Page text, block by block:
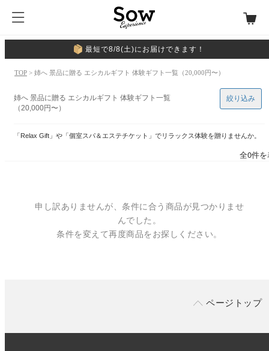
最短で8/8(土)にお届けできます！
TOP > 姉へ 景品に贈る エシカルギフト 体験ギフト一覧（20,000円〜）
姉へ 景品に贈る エシカルギフト 体験ギフト一覧
（20,000円〜）
「Relax Gift」や「個室スパ＆エステチケット」でリラックス体験を贈りませんか。
絞り込み
全0件
申し訳ありませんが、条件に合う商品が見つかりませ
んでした。
条件を変えて再度商品をお探しください。
ページトップ